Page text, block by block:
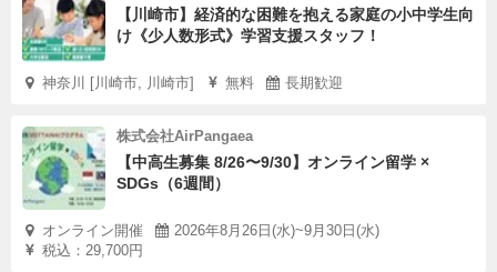
【川崎市】経済的な困難を抱える家庭の小中学生向
け《少人数形式》学習支援スタッフ！
神奈川 [川崎市, 川崎市] 無料 長期歓迎
株式会社AirPangaea
【中高生募集 8/26〜9/30】オンライン留学 ×
SDGs（6週間）
オンライン開催
2026年8月26日(水)~9月30日(水)
税込：29,700円